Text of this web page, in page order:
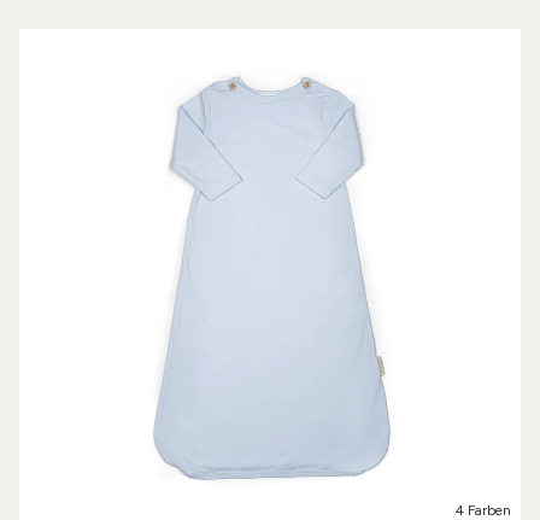
4 Farben